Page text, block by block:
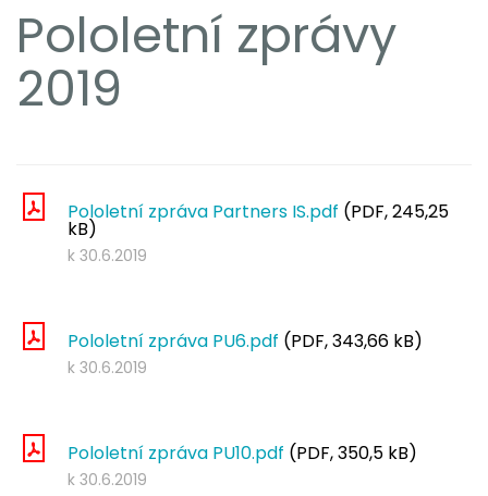
Pololetní zprávy
2019
Pololetní zpráva Partners IS.pdf (PDF, 245,25
kB)
k 30.6.2019
Pololetní zpráva PU6.pdf (PDF, 343,66 kB)
k 30.6.2019
Pololetní zpráva PU10.pdf (PDF, 350,5 kB)
k 30.6.2019